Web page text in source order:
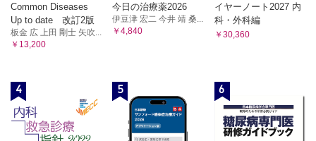
Common Diseases
Up to date 改訂2版
板金 広 上田 剛士 矢吹...
￥13,200
今日の治療薬2026
伊豆津 宏二 今井 靖 桑...
￥4,840
イヤーノート2027 内
科・外科編
￥30,360
4 5 6